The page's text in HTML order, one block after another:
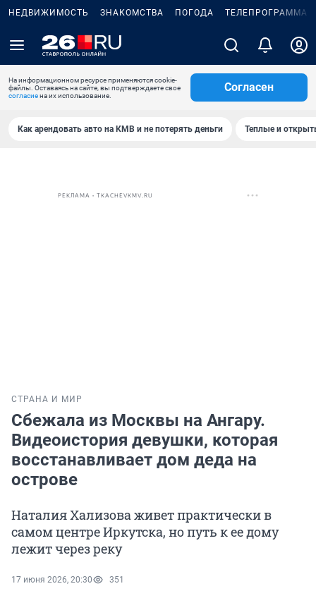
НЕДВИЖИМОСТЬ ЗНАКОМСТВА ПОГОДА ТЕЛЕПРОГРАММА
На информационном ресурсе применяются cookie-
файлы. Оставаясь на сайте, вы подтверждаете свое
согласиена их использование.
Согласен
Как арендовать авто на КМВ и не потерять деньги Теплые и
РЕКЛАМА • TKACHEVKMV.RU
СТРАНА И МИР
Сбежала из Москвы на Ангару.
Видеоистория девушки, которая
восстанавливает дом деда на
острове
Наталия Хализова живет практически в
самом центре Иркутска, но путь к ее дому
лежит через реку
17 июня 2026, 20:30 351